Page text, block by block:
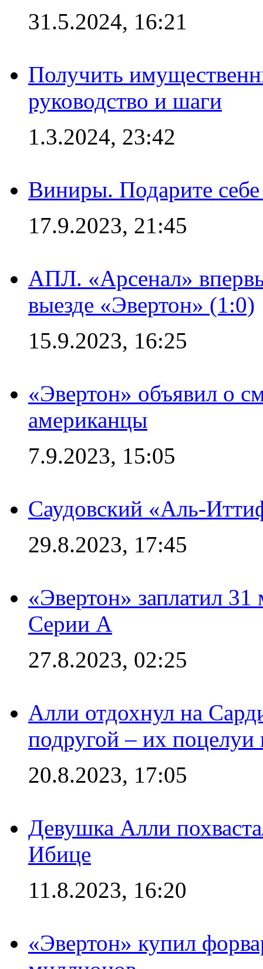
31.5.2024, 16:21
Получить
руководство и шаги
1.3.2024, 23:42
Виниры. Подарите
17.9.2023, 21:45
АПЛ. «Арсенал»
выезде «Эвертон» (1:0)
15.9.2023, 16:25
«Эвертон» объявил о
американцы
7.9.2023, 15:05
Саудовский «Аль-
29.8.2023, 17:45
«Эвертон» заплатил
Серии А
27.8.2023, 02:25
Алли отдохнул на
подругой – их поцелуи
20.8.2023, 17:05
Девушка Алли
Ибице
11.8.2023, 16:20
«Эвертон» купил